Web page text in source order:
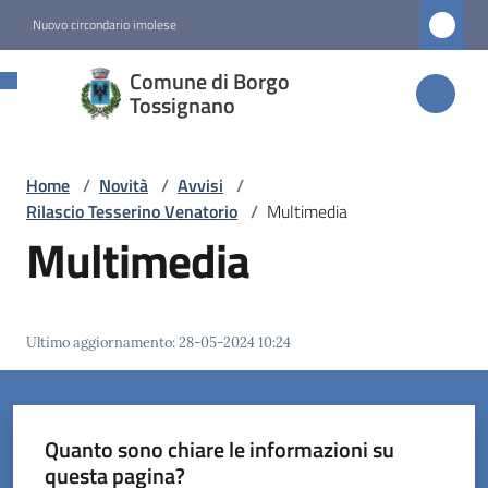
Nuovo circondario imolese
Comune di Borgo
Tossignano
Comune di
Borgo
Servizi
Vivere
Borgo
Home / Novità / Avvisi /
Rilascio Tesserino Venatorio / Multimedia
Multimedia
Ultimo aggiornamento:28-05-2024 10:24
Quanto sono chiare le informazioni su
questa pagina?